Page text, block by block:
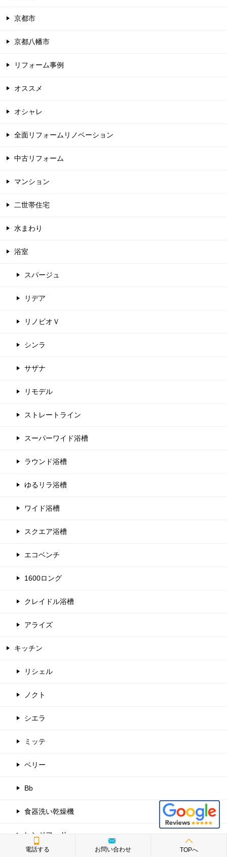
京都市
京都八幡市
リフォーム事例
オススメ
オシャレ
全面リフォームリノベーション
中古リフォーム
マンション
二世帯住宅
水まわり
浴室
スパージュ
リデア
リノビオＶ
シンラ
サザナ
リモデル
ストレートライン
スーパーワイド浴槽
ラウンド浴槽
ゆるリラ浴槽
ワイド浴槽
スクエア浴槽
エコベンチ
1600ロング
クレイドル浴槽
アライズ
キッチン
リシェル
ノクト
シエラ
ミッテ
ベリー
Bb
食器洗い乾燥機
レンジフード
電話する お問い合わせ TOPへ